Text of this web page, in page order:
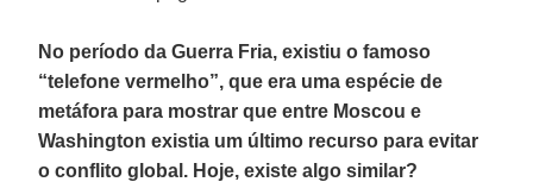
No período da Guerra Fria, existiu o famoso
“telefone vermelho”, que era uma espécie de
metáfora para mostrar que entre Moscou e
Washington existia um último recurso para evitar
o conflito global. Hoje, existe algo similar?